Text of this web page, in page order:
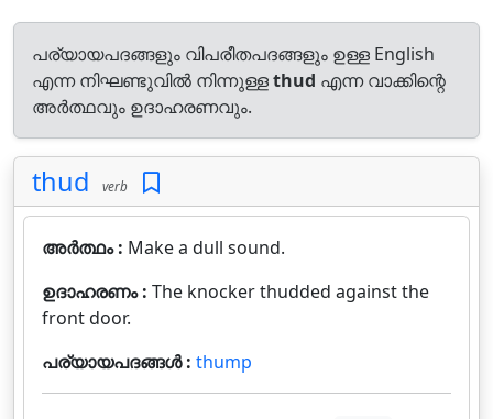
പര്യായപദങ്ങളും വിപരീതപദങ്ങളും ഉള്ള English
എന്ന നിഘണ്ടുവിൽ നിന്നുള്ളthud എന്ന വാക്കിന്റെ
അർത്ഥവും ഉദാഹരണവും.
thud verb
അർത്ഥം : Make a dull sound.
ഉദാഹരണം : The knocker thudded against the
front door.
പര്യായപദങ്ങൾ : thump